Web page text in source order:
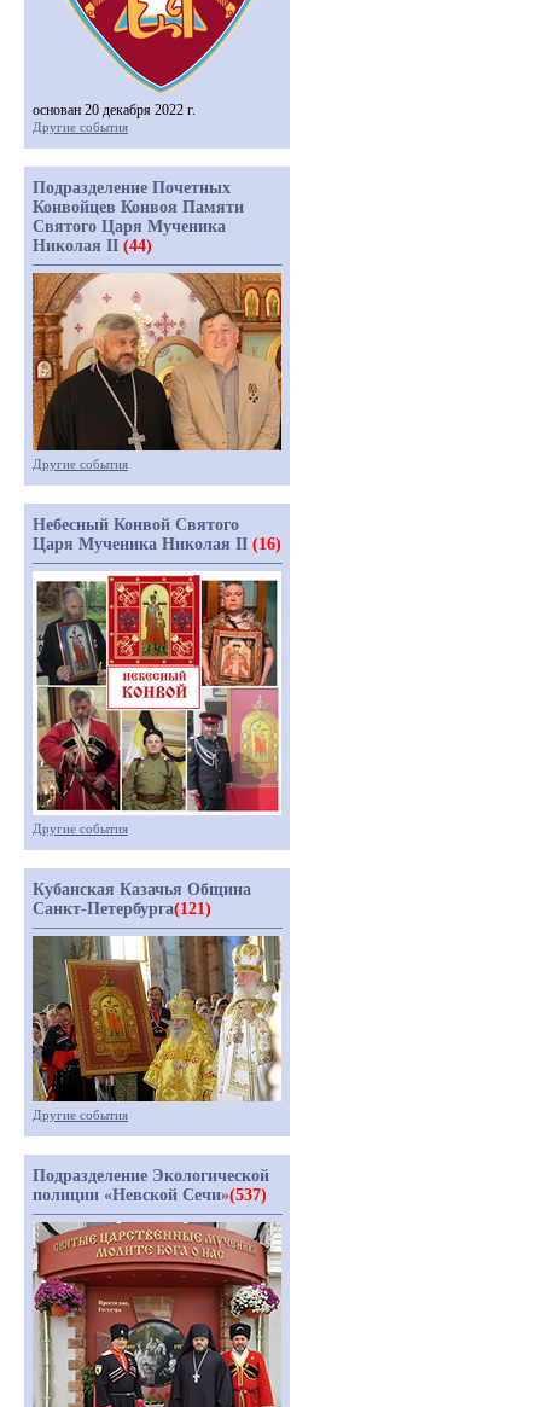
основан 20 декабря 2022 г.
Другие события
Подразделение Почетных
Конвойцев Конвоя Памяти
Святого Царя Мученика
Николая II (44)
Другие события
Небесный Конвой Святого
Царя Мученика Николая II (16)
Другие события
Кубанская Казачья Община
Санкт-Петербурга(121)
Другие события
Подразделение Экологической
полиции «Невской Сечи»(537)